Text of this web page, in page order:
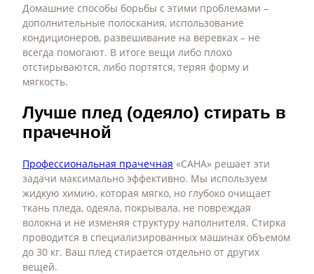
Домашние способы борьбы с этими проблемами –
дополнительные полоскания, использование
кондиционеров, развешивание на веревках – не
всегда помогают. В итоге вещи либо плохо
отстирываются, либо портятся, теряя форму и
мягкость.
Лучше плед (одеяло) стирать в
прачечной
Профессиональная прачечная «САНА» решает эти
задачи максимально эффективно. Мы используем
жидкую химию, которая мягко, но глубоко очищает
ткань пледа, одеяла, покрывала, не повреждая
волокна и не изменяя структуру наполнителя. Стирка
проводится в специализированных машинах объемом
до 30 кг. Ваш плед стирается отдельно от других
вещей.